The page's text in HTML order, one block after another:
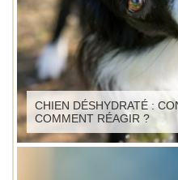
CHIEN DÉSHYDRATÉ :
COMMENT RÉAGIR ?